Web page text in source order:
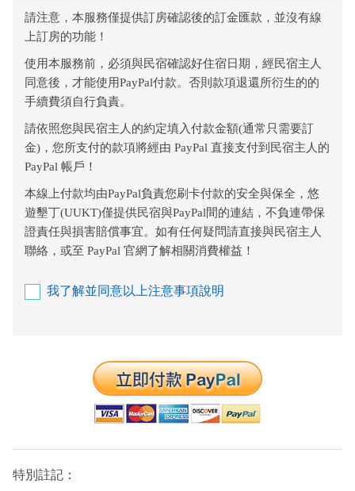
請注意，本服務僅提供訂房確認後的訂金匯款，並沒有線
上訂房的功能！
使用本服務前，必須與民宿確認好住宿日期，經民宿主人
同意後，才能使用PayPal付款。否則款項退還所衍生的的
手續費須自行負責。
請依照您與民宿主人的約定填入付款金額(通常只需要訂
金)，您所支付的款項將經由 PayPal 直接支付到民宿主人的
PayPal 帳戶！
本線上付款均由PayPal負責您刷卡付款的安全與保全，悠
遊墾丁(UUKT)僅提供民宿與PayPal間的連結，不負連帶保
證責任與損害賠償事宜。如有任何疑問請直接與民宿主人
聯絡，或至 PayPal 官網了解相關消費權益！
我了解並同意以上注意事項說明
特別註記：